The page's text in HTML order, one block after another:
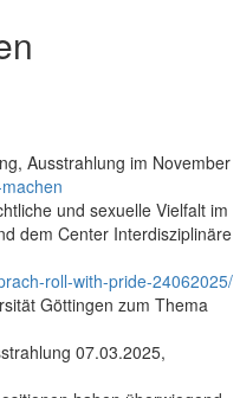
Ausstrahlung im November
und sexuelle Vielfalt im
dem Center Interdisziplinäre
roll-with-pride-24062025/
Göttingen zum Thema
07.03.2025,